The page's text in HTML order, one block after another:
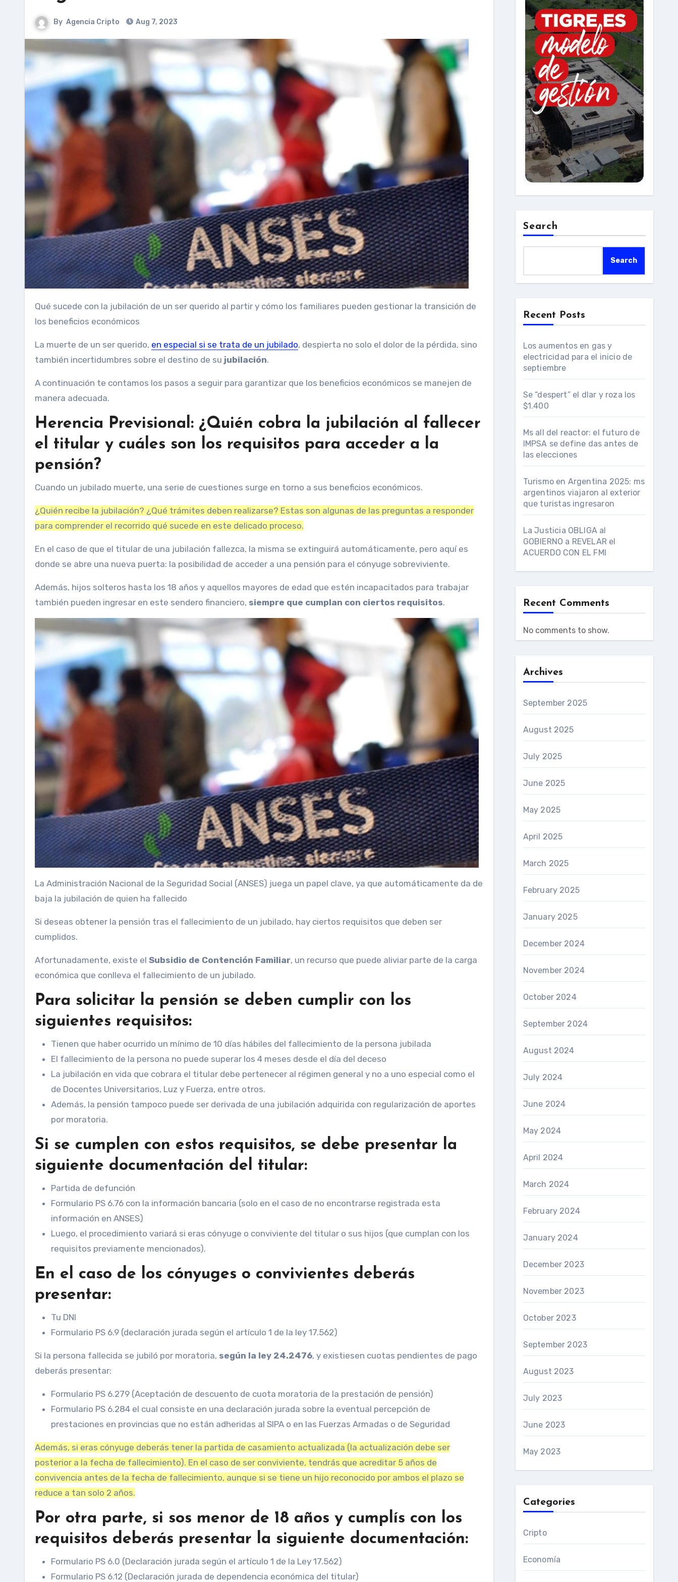
By Agencia Cripto Aug 7, 2023
Qué sucede con la jubilación de un ser querido al partir y cómo los familiares pueden gestionar la transición de
los beneficios económicos
La muerte de un ser querido, en especial si se trata de un jubilado, despierta no solo el dolor de la pérdida, sino
también incertidumbres sobre el destino de su jubilación.
A continuación te contamos los pasos a seguir para garantizar que los beneficios económicos se manejen de
manera adecuada.
Herencia Previsional: ¿Quién cobra la jubilación al fallecer
el titular y cuáles son los requisitos para acceder a la
pensión?
Cuando un jubilado muerte, una serie de cuestiones surge en torno a sus beneficios económicos.
¿Quién recibe la jubilación? ¿Qué trámites deben realizarse? Estas son algunas de las preguntas a responder
para comprender el recorrido qué sucede en este delicado proceso.
En el caso de que el titular de una jubilación fallezca, la misma se extinguirá automáticamente, pero aquí es
donde se abre una nueva puerta: la posibilidad de acceder a una pensión para el cónyuge sobreviviente.
Además, hijos solteros hasta los 18 años y aquellos mayores de edad que estén incapacitados para trabajar
también pueden ingresar en este sendero financiero, siempre que cumplan con ciertos requisitos.
La Administración Nacional de la Seguridad Social (ANSES) juega un papel clave, ya que automáticamente da de
baja la jubilación de quien ha fallecido
Si deseas obtener la pensión tras el fallecimiento de un jubilado, hay ciertos requisitos que deben ser
cumplidos.
Afortunadamente, existe el Subsidio de Contención Familiar, un recurso que puede aliviar parte de la carga
económica que conlleva el fallecimiento de un jubilado.
Para solicitar la pensión se deben cumplir con los
siguientes requisitos:
Tienen que haber ocurrido un mínimo de 10 días hábiles del fallecimiento de la persona jubilada
El fallecimiento de la persona no puede superar los 4 meses desde el día del deceso
La jubilación en vida que cobrara el titular debe pertenecer al régimen general y no a uno especial como el
de Docentes Universitarios, Luz y Fuerza, entre otros.
Además, la pensión tampoco puede ser derivada de una jubilación adquirida con regularización de aportes
por moratoria.
Si se cumplen con estos requisitos, se debe presentar la
siguiente documentación del titular:
Partida de defunción
Formulario PS 6.76 con la información bancaria (solo en el caso de no encontrarse registrada esta
información en ANSES)
Luego, el procedimiento variará si eras cónyuge o conviviente del titular o sus hijos (que cumplan con los
requisitos previamente mencionados).
En el caso de los cónyuges o convivientes deberás
presentar:
Tu DNI
Formulario PS 6.9 (declaración jurada según el artículo 1 de la ley 17.562)
Si la persona fallecida se jubiló por moratoria, según la ley 24.2476, y existiesen cuotas pendientes de pago
deberás presentar:
Formulario PS 6.279 (Aceptación de descuento de cuota moratoria de la prestación de pensión)
Formulario PS 6.284 el cual consiste en una declaración jurada sobre la eventual percepción de
prestaciones en provincias que no están adheridas al SIPA o en las Fuerzas Armadas o de Seguridad
Además, si eras cónyuge deberás tener la partida de casamiento actualizada (la actualización debe ser
posterior a la fecha de fallecimiento). En el caso de ser conviviente, tendrás que acreditar 5 años de
convivencia antes de la fecha de fallecimiento, aunque si se tiene un hijo reconocido por ambos el plazo se
reduce a tan solo 2 años.
Por otra parte, si sos menor de 18 años y cumplís con los
requisitos deberás presentar la siguiente documentación:
Formulario PS 6.0 (Declaración jurada según el artículo 1 de la Ley 17.562)
Formulario PS 6.12 (Declaración jurada de dependencia económica del titular)
Search
Search
Recent Posts
Los aumentos en gas y
electricidad para el inicio de
septiembre
Se “despert” el dlar y roza los
$1.400
Ms all del reactor: el futuro de
IMPSA se define das antes de
las elecciones
Turismo en Argentina 2025: ms
argentinos viajaron al exterior
que turistas ingresaron
La Justicia OBLIGA al
GOBIERNO a REVELAR el
ACUERDO CON EL FMI
Recent Comments
No comments to show.
Archives
September 2025
August 2025
July 2025
June 2025
May 2025
April 2025
March 2025
February 2025
January 2025
December 2024
November 2024
October 2024
September 2024
August 2024
July 2024
June 2024
May 2024
April 2024
March 2024
February 2024
January 2024
December 2023
November 2023
October 2023
September 2023
August 2023
July 2023
June 2023
May 2023
Categories
Cripto
Economía